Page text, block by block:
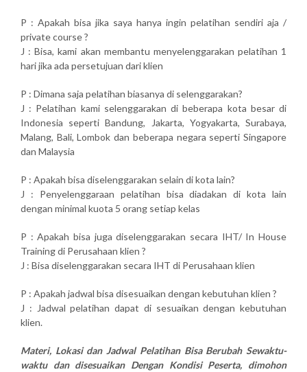
P : Apakah bisa jika saya hanya ingin pelatihan sendiri aja /
private course ?
J : Bisa, kami akan membantu menyelenggarakan pelatihan 1
hari jika ada persetujuan dari klien
P : Dimana saja pelatihan biasanya di selenggarakan?
J : Pelatihan kami selenggarakan di beberapa kota besar di
Indonesia seperti Bandung, Jakarta, Yogyakarta, Surabaya,
Malang, Bali, Lombok dan beberapa negara seperti Singapore
dan Malaysia
P : Apakah bisa diselenggarakan selain di kota lain?
J : Penyelenggaraan pelatihan bisa diadakan di kota lain
dengan minimal kuota 5 orang setiap kelas
P : Apakah bisa juga diselenggarakan secara IHT/ In House
Training di Perusahaan klien ?
J : Bisa diselenggarakan secara IHT di Perusahaan klien
P : Apakah jadwal bisa disesuaikan dengan kebutuhan klien ?
J : Jadwal pelatihan dapat di sesuaikan dengan kebutuhan
klien.
Materi, Lokasi dan Jadwal Pelatihan Bisa Berubah Sewaktu-
waktu dan disesuaikan Dengan Kondisi Peserta, dimohon